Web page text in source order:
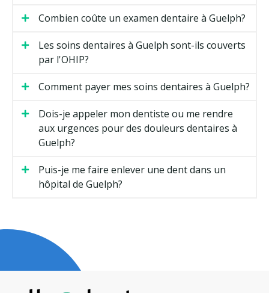
Combien coûte un examen dentaire à Guelph?
Les soins dentaires à Guelph sont-ils couverts
par l'OHIP?
Comment payer mes soins dentaires à Guelph?
Dois-je appeler mon dentiste ou me rendre
aux urgences pour des douleurs dentaires à
Guelph?
Puis-je me faire enlever une dent dans un
hôpital de Guelph?